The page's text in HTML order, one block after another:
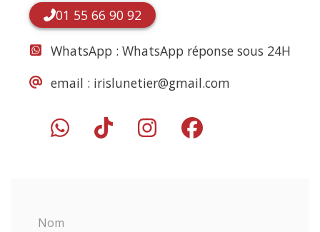
Nom
01 55 66 90 92
WhatsApp : WhatsApp réponse sous 24H
email : irislunetier@gmail.com